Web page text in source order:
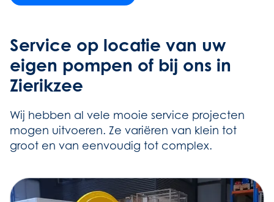
Service op locatie van uw
eigen pompen of bij ons in
Zierikzee
Wij hebben al vele mooie service projecten
mogen uitvoeren. Ze variëren van klein tot
groot en van eenvoudig tot complex.